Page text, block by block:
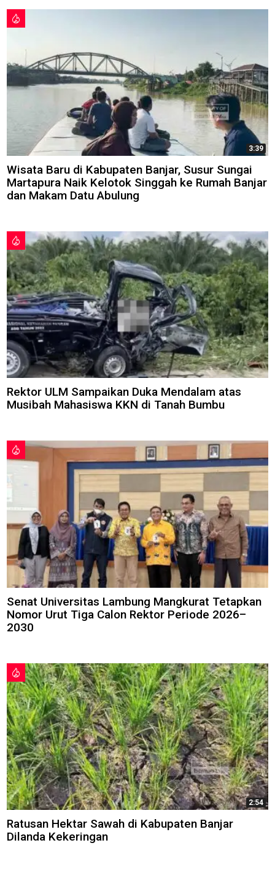
3:39
Wisata Baru di Kabupaten Banjar, Susur Sungai
Martapura Naik Kelotok Singgah ke Rumah Banjar
dan Makam Datu Abulung
Rektor ULM Sampaikan Duka Mendalam atas
Musibah Mahasiswa KKN di Tanah Bumbu
Senat Universitas Lambung Mangkurat Tetapkan
Nomor Urut Tiga Calon Rektor Periode 2026–
2030
2:54
Ratusan Hektar Sawah di Kabupaten Banjar
Dilanda Kekeringan